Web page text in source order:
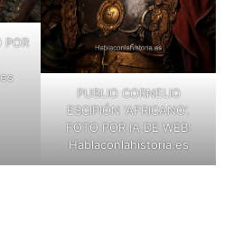
POR
PUBLIO CORNELIO
ESCIPIÓN ‘AFRICANO’.
FOTO POR IA DE WEB:
Hablaconlahistoria.es